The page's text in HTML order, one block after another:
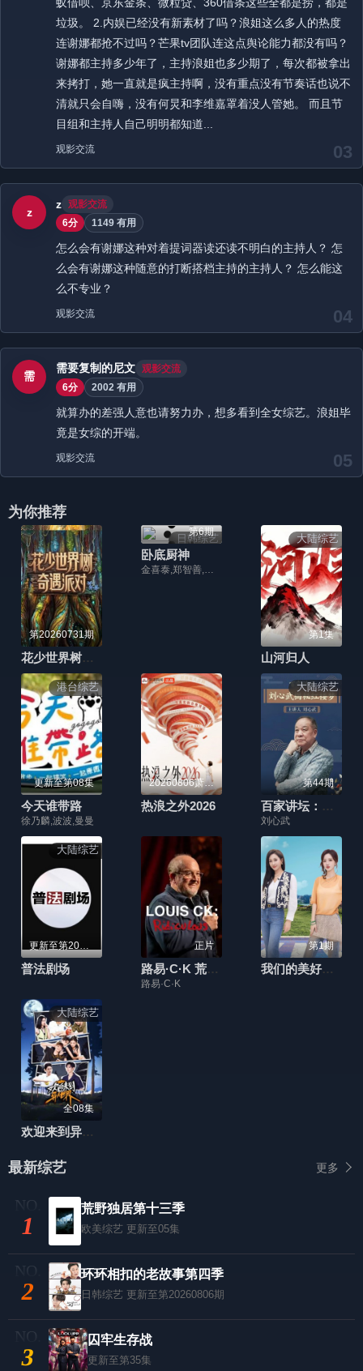
03
垃圾。 2.内娱已经没有新素材了吗？浪姐这么多人的热度
连谢娜都抢不过吗？芒果tv团队连这点舆论能力都没有吗？
谢娜都主持多少年了，主持浪姐也多少期了，每次都被拿出
来拷打，她一直就是疯主持啊，没有重点没有节奏话也说不
清就只会自嗨，没有何炅和李维嘉罩着没人管她。 而且节
目组和主持人自己明明都知道...
观影交流
04
z
z 观影交流
6分
1149 有用
怎么会有谢娜这种对着提词器读还读不明白的主持人？ 怎
么会有谢娜这种随意的打断搭档主持的主持人？ 怎么能这
么不专业？
观影交流
05
需
需要复制的尼文 观影交流
6分
2002 有用
就算办的差强人意也请努力办，想多看到全女综艺。浪姐毕
竟是女综的开端。
观影交流
为你推荐
第20260731期
花少世界树奇遇派对
日韩综艺
第6期
卧底厨神
金喜泰,郑智善,权圣晙,金风
大陆综艺
第1集
山河归人
港台综艺
更新至第08集
今天谁带路
徐乃麟,波波,曼曼
20260806萧敬腾澄清造谣落泪
热浪之外2026
大陆综艺
第44期
百家讲坛：刘心武揭秘《红楼梦》
刘心武
大陆综艺
更新至第20260805期
普法剧场
正片
路易·C·K 荒谬到笑
路易·C·K
第1期
我们的美好旅行
大陆综艺
全08集
欢迎来到异人世界
最新综艺 更多
1
荒野独居第十三季
欧美综艺 更新至05集
2
环环相扣的老故事第四季
日韩综艺 更新至第20260806期
3
囚牢生存战
更新至第35集